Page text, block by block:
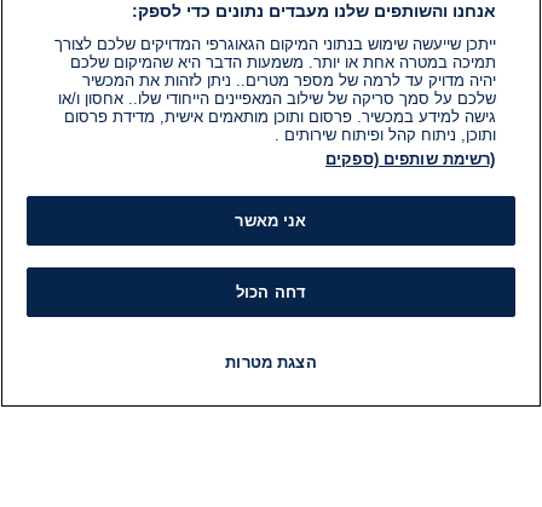
אנחנו והשותפים שלנו מעבדים נתונים כדי לספק:
ייתכן שייעשה שימוש בנתוני המיקום הגאוגרפי המדויקים שלכם לצורך
תמיכה במטרה אחת או יותר. משמעות הדבר היא שהמיקום שלכם
יהיה מדויק עד לרמה של מספר מטרים.. ניתן לזהות את המכשיר
שלכם על סמך סריקה של שילוב המאפיינים הייחודי שלו.. אחסון ו/או
גישה למידע במכשיר. פרסום ותוכן מותאמים אישית, מדידת פרסום
ותוכן, ניתוח קהל ופיתוח שירותים .
(רשימת שותפים (ספקים
אני מאשר
דחה הכול
הצגת מטרות